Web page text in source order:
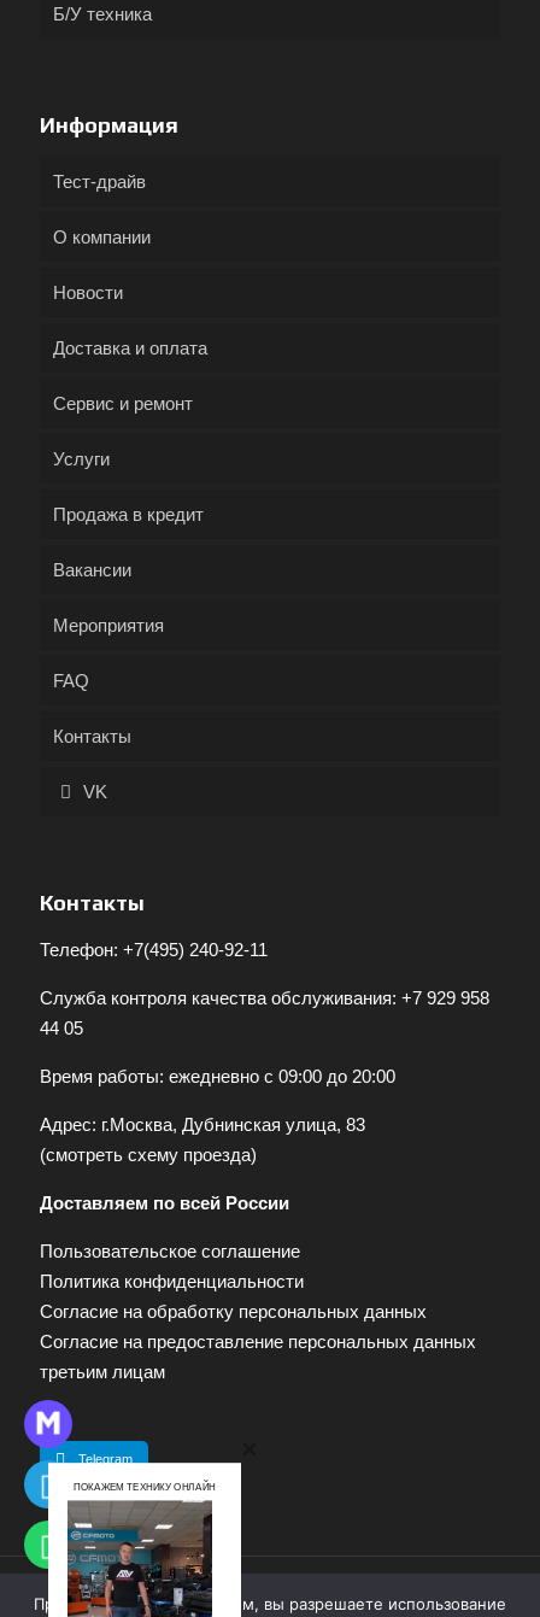
Б/У техника
Информация
Тест-драйв
О компании
Новости
Доставка и оплата
Сервис и ремонт
Услуги
Продажа в кредит
Вакансии
Мероприятия
FAQ
Контакты
VK
Контакты
Телефон: +7(495) 240-92-11
Служба контроля качества обслуживания: +7 929 958
44 05
Время работы: ежедневно с 09:00 до 20:00
Адрес: г.Москва, Дубнинская улица, 83
(смотреть схему проезда)
Доставляем по всей России
Пользовательское соглашение
Политика конфиденциальности
Согласие на обработку персональных данных
Согласие на предоставление персональных данных
третьим лицам
Telegram
© 2009—2025. Квадропарк. Все права защищены.
Продолжая работу с сайтом, вы разрешаете использование
ПОКАЖЕМ ТЕХНИКУ ОНЛАЙН